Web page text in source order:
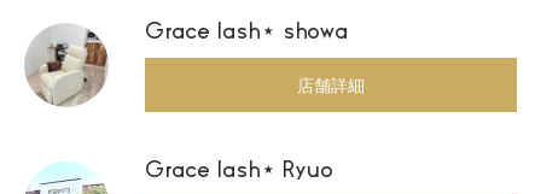
Grace lash⋆ showa
店舗詳細
Grace lash⋆ Ryuo